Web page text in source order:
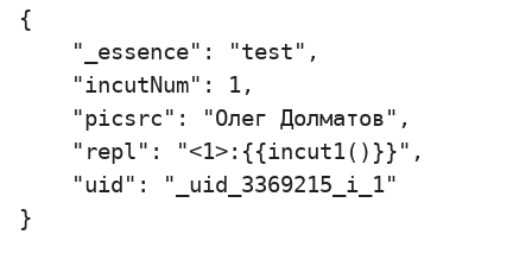
{
    "_essence": "test",
    "incutNum": 1,
    "picsrc": "Олег Долматов",
    "repl": "<1>:{{incut1()}}",
    "uid": "_uid_3369215_i_1"